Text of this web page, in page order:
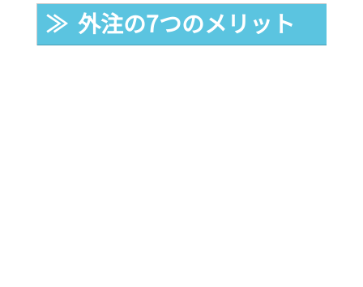
≫  外注の7つのメリット